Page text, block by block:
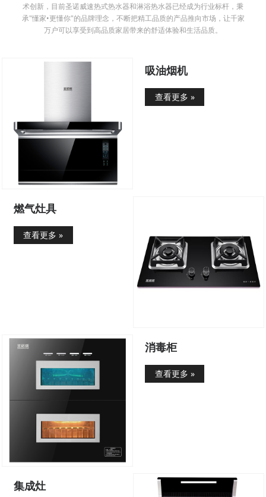
术创新，目前圣诺威速热式热水器和淋浴热水器已经成为行业标杆，秉
承"懂家•更懂你"的品牌理念，不断把精工品质的产品推向市场，让千家
万户可以享受到高品质家居带来的舒适体验和生活品质。
吸油烟机
查看更多 »
燃气灶具
查看更多 »
消毒柜
查看更多 »
集成灶